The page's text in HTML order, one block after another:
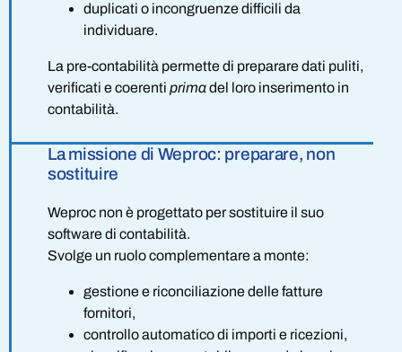
duplicati o incongruenze difficili da
individuare.
La pre-contabilità permette di preparare dati puliti,
verificati e coerenti primadel loro inserimento in
contabilità.
La missione di Weproc: preparare, non
sostituire
Weproc non è progettato per sostituire il suo
software di contabilità.
Svolge un ruolo complementare a monte:
gestione e riconciliazione delle fatture
fornitori,
controllo automatico di importi e ricezioni,